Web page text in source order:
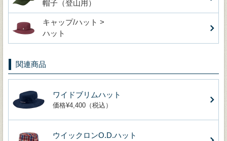
帽子（登山用）
キャップ/ハット >
ハット
関連商品
ワイドブリムハット
価格¥4,400（税込）
ウイックロンO.D.ハット